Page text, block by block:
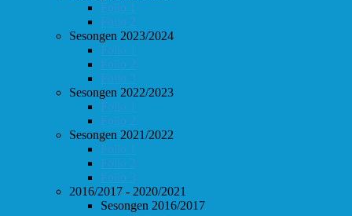
Follo 1
Follo 2
Sesongen 2023/2024
Follo 1
Follo 2
Follo 3
Sesongen 2022/2023
Follo 1
Follo 2
Sesongen 2021/2022
Follo 1
Follo 2
Follo 3
2016/2017 - 2020/2021
Sesongen 2016/2017